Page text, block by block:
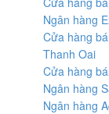
Ngân hàng
Cửa hàng
Thanh Oai
Cửa hàng
Ngân hàng
Ngân hàng